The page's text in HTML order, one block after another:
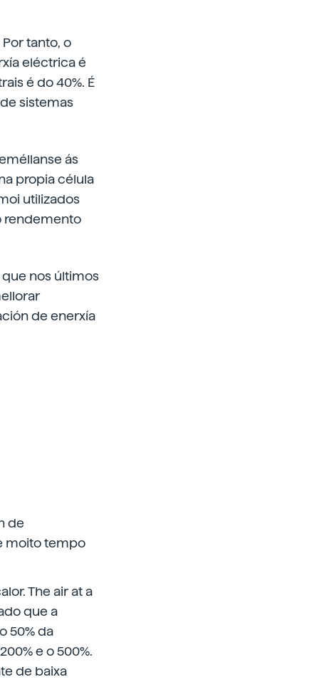
tanto, o
eléctrica é
é do 40%. É
sistemas
ás
propia célula
utilizados
rendemento
nos últimos
de enerxía
de
moito tempo
The air at a
que a
50% da
e o 500%.
de baixa